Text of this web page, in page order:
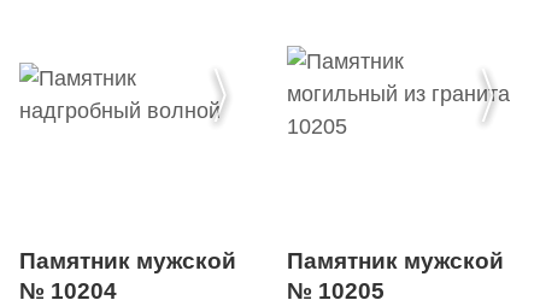
Памятник мужской
№ 10204
Памятник мужской
№ 10205